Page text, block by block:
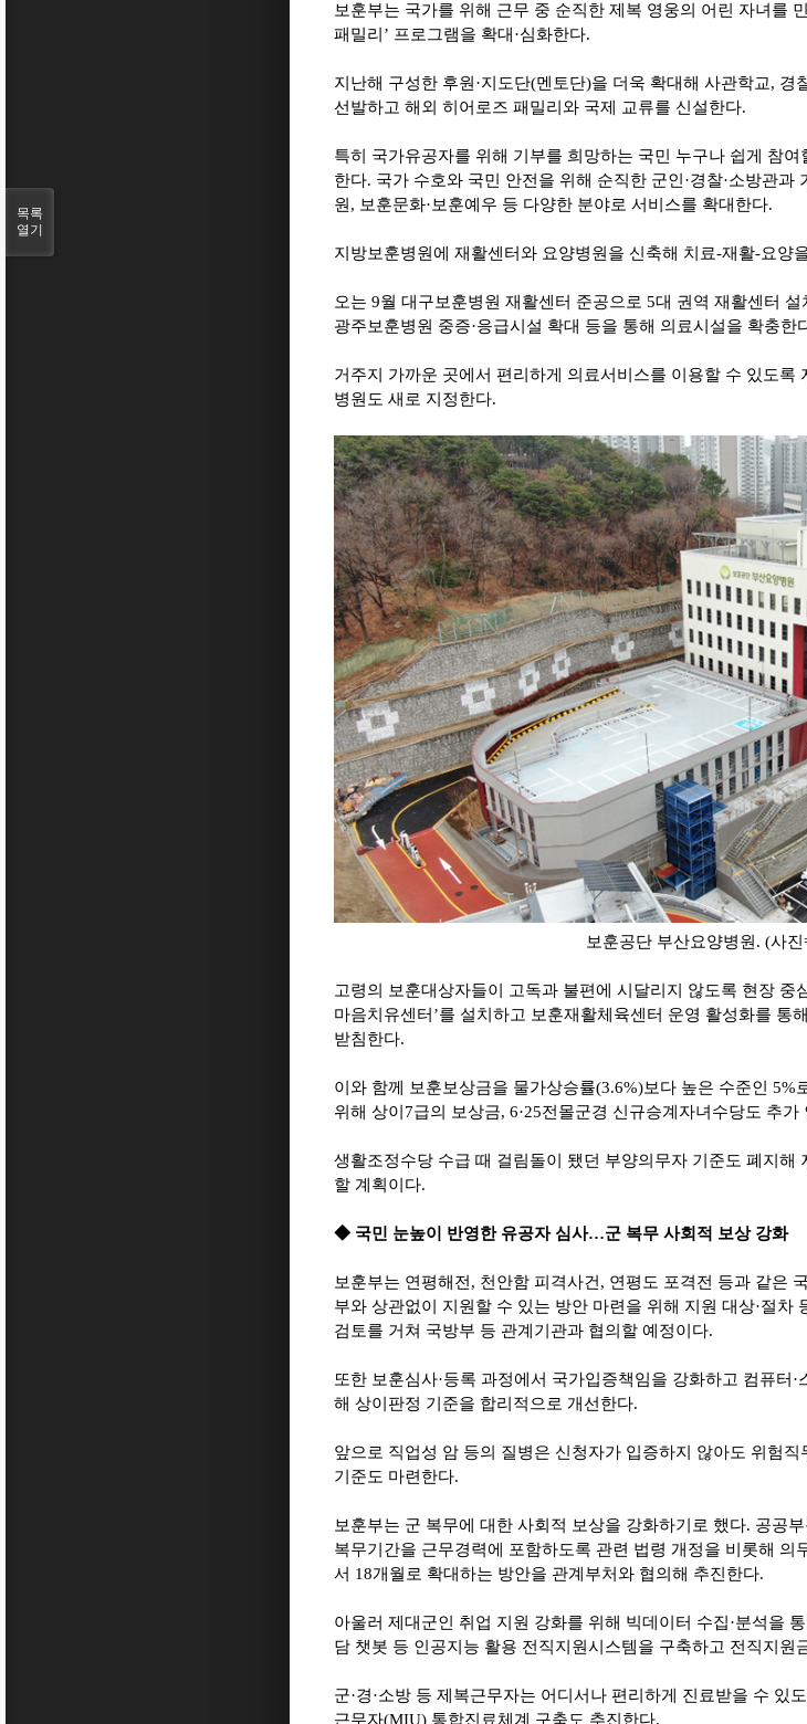
보훈부는 국가를 위해 근무 중 순직한 제복 영웅의 어린 자녀를 민
패밀리 ’ 프로그램을 확대 ·심화한다.
지난해 구성한 후원·지도단(멘토단)을 더욱 확대해 사관학교, 경
선발하고 해외 히어로즈 패밀리와 국제 교류를 신설한다.
특히 국가유공자를 위해 기부를 희망하는 국민 누구나 쉽게 참
한다. 국가 수호와 국민 안전을 위해 순직한 군인·경찰·소방관과
원, 보훈문화·보훈예우 등 다양한 분야로 서비스를 확대한다.
지방보훈병원에 재활센터와 요양병원을 신축해 치료-재활-요양
오는 9월 대구보훈병원 재활센터 준공으로 5대 권역 재활센터
광주보훈병원 중증·응급시설 확대 등을 통해 의료시설을 확충한
거주지 가까운 곳에서 편리하게 의료서비스를 이용할 수 있도록
병원도 새로 지정한다.
보훈공단 부산요양병원 . (사진
고령의 보훈대상자들이 고독과 불편에 시달리지 않도록 현장 중
마음치유센터 ’를 설치하고 보훈재활체육센터 운영 활성화를 통
받침한다.
이와 함께 보훈보상금을 물가상승률(3.6%)보다 높은 수준인 5%
위해 상이 7급의 보상금, 6·25전몰군경 신규승계자녀수당도 추가
생활조정수당 수급 때 걸림돌이 됐던 부양의무자 기준도 폐지해
할 계획이다.
◆ 국민 눈높이 반영한 유공자 심사…군 복무 사회적 보상 강화
보훈부는 연평해전 , 천안함 피격사건 , 연평도 포격전 등과 같은
부와 상관없이 지원할 수 있는 방안 마련을 위해 지원 대상·절차
검토를 거쳐 국방부 등 관계기관과 협의할 예정이다.
또한 보훈심사·등록 과정에서 국가입증책임을 강화하고 컴퓨터 ·
해 상이판정 기준을 합리적으로 개선한다.
앞으로 직업성 암 등의 질병은 신청자가 입증하지 않아도 위험
기준도 마련한다.
보훈부는 군 복무에 대한 사회적 보상을 강화하기로 했다. 공공
복무기간을 근무경력에 포함하도록 관련 법령 개정을 비롯해 의
서 18개월로 확대하는 방안을 관계부처와 협의해 추진한다.
아울러 제대군인 취업 지원 강화를 위해 빅데이터 수집·분석을
담 챗봇 등 인공지능 활용 전직지원시스템을 구축하고 전직지원
군·경·소방 등 제복근무자는 어디서나 편리하게 진료받을 수 있
근무자(MIU) 통합진료체계 구축도 추진한다.
목록
열기